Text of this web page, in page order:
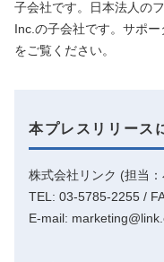
子会社です。日本法人の
Inc.の子会社です。サポー
をご覧ください。
本プレスリリース
株式会社リンク (担当
TEL: 03-5785-2255 /
E-mail: